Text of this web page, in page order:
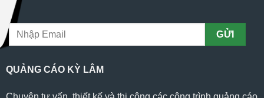
QUẢNG CÁO KỲ LÂM